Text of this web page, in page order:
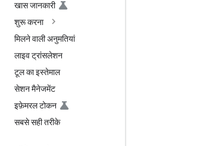
खास जानकारी
शुरू करना
मिलने वाली अनुमतियां
लाइव ट्रांसलेशन
टूल का इस्तेमाल
सेशन मैनेजमेंट
इफ़ेमरल टोकन
सबसे सही तरीके